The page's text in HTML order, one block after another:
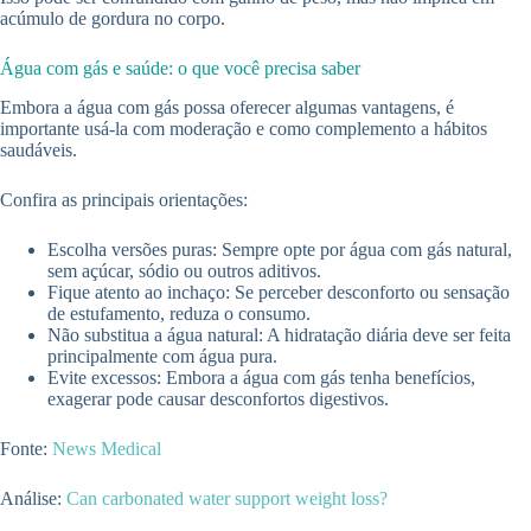
acúmulo de gordura no corpo.
Água com gás e saúde: o que você precisa saber
Embora a água com gás possa oferecer algumas vantagens, é
importante usá-la com moderação e como complemento a hábitos
saudáveis.
Confira as principais orientações:
Escolha versões puras: Sempre opte por água com gás natural,
sem açúcar, sódio ou outros aditivos.
Fique atento ao inchaço: Se perceber desconforto ou sensação
de estufamento, reduza o consumo.
Não substitua a água natural: A hidratação diária deve ser feita
principalmente com água pura.
Evite excessos: Embora a água com gás tenha benefícios,
exagerar pode causar desconfortos digestivos.
Fonte: News Medical
Análise: Can carbonated water support weight loss?